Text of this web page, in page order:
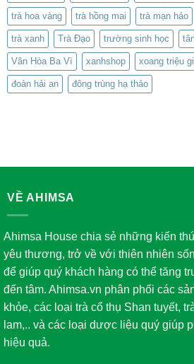
trà hoa vàng trà hồng mai trà mạn hảo
trà xanh Trà Đạo trường sinh học
Vân Hòa Ba Vì xanhshop xoang triệu
đoàn hải an đông trùng hạ thảo
VỀ AHIMSA
Ahimsa House chia sẻ những kiến
yêu thương, trở về với thiên nhiên
để giúp quý khách hàng có thể tăng
đến tâm. Ahimsa.vn phân phối các
khỏe, các loại trà cổ thụ Shan tuyết,
lam,.. và các loại dược liệu quý giúp
hiệu quả.